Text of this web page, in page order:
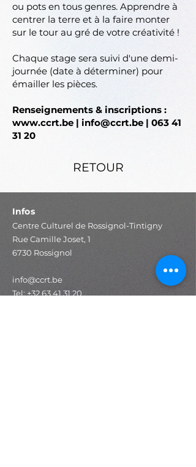
ou pots en tous genres. Apprendre à
centrer la terre et à la faire monter
sur le tour au gré de votre créativité !
Chaque stage sera suivi d'une demi-
journée (date à déterminer) pour
émailler les pièces.
Renseignements & inscriptions :
www.ccrt.be | info@ccrt.be | 063 41
31 20
RETOUR
Infos
Centre Culturel de Rossignol-Tintigny
Rue Camille Joset, 1
6730 Rossignol
info@ccrt.be
Tel: +32 63 41 31 20